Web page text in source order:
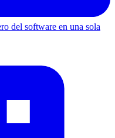
del software en una sola